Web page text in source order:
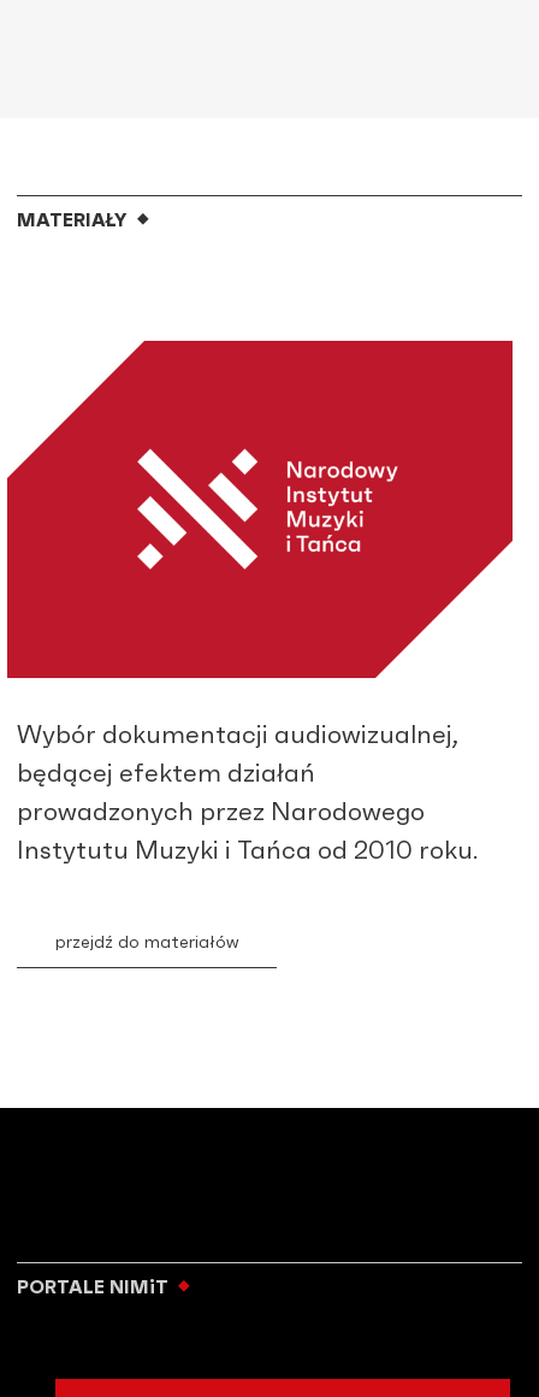
MATERIAŁY
Wybór dokumentacji audiowizualnej,
będącej efektem działań
prowadzonych przez Narodowego
Instytutu Muzyki i Tańca od 2010 roku.
przejdź do materiałów
PORTALE NIMiT